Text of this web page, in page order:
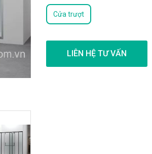
Cửa trượt
LIÊN HỆ TƯ VẤN